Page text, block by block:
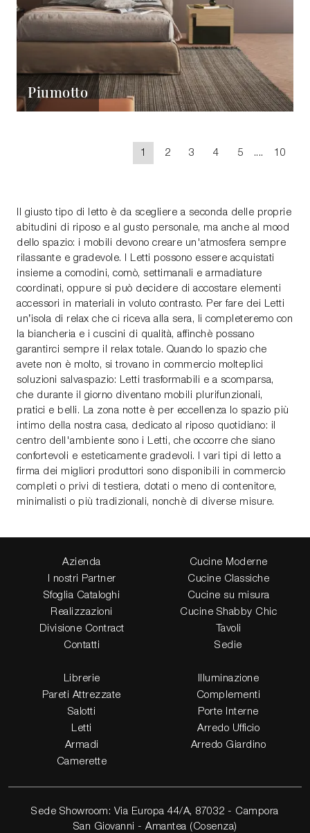
Piumotto
1 2 3 4 5 .... 10
Il giusto tipo di letto è da scegliere a seconda delle proprie
abitudini di riposo e al gusto personale, ma anche al mood
dello spazio: i mobili devono creare un'atmosfera sempre
rilassante e gradevole. I Letti possono essere acquistati
insieme a comodini, comò, settimanali e armadiature
coordinati, oppure si può decidere di accostare elementi
accessori in materiali in voluto contrasto. Per fare dei Letti
un’isola di relax che ci riceva alla sera, li completeremo con
la biancheria e i cuscini di qualità, affinchè possano
garantirci sempre il relax totale. Quando lo spazio che
avete non è molto, si trovano in commercio molteplici
soluzioni salvaspazio: Letti trasformabili e a scomparsa,
che durante il giorno diventano mobili plurifunzionali,
pratici e belli. La zona notte è per eccellenza lo spazio più
intimo della nostra casa, dedicato al riposo quotidiano: il
centro dell'ambiente sono i Letti, che occorre che siano
confortevoli e esteticamente gradevoli. I vari tipi di letto a
firma dei migliori produttori sono disponibili in commercio
completi o privi di testiera, dotati o meno di contenitore,
minimalisti o più tradizionali, nonchè di diverse misure.
Azienda
I nostri Partner
Sfoglia Cataloghi
Realizzazioni
Divisione Contract
Contatti
Cucine Moderne
Cucine Classiche
Cucine su misura
Cucine Shabby Chic
Tavoli
Sedie
Librerie
Pareti Attrezzate
Salotti
Letti
Armadi
Camerette
Illuminazione
Complementi
Porte Interne
Arredo Ufficio
Arredo Giardino
Sede Showroom: Via Europa 44/A, 87032 - Campora
San Giovanni - Amantea (Cosenza)